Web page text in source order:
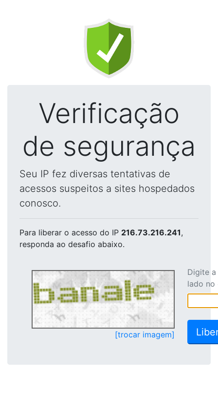
Verificação
de segurança
Seu IP fez diversas tentativas de
acessos suspeitos a sites hospedados
conosco.
Para liberar o acesso do IP 216.73.216.241,
responda ao desafio abaixo.
[trocar imagem]
Digite
lado no